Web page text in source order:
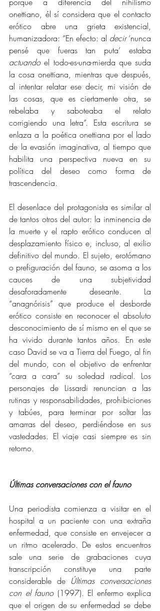
onettiano, él sí considera que el contacto
erótico abre una grieta existencial,
humanizadora: “En efecto: al decir ‘nunca
actuando el todo-es-una-mierda que suda
la cosa onettiana, mientras que después,
al intentar relatar ese decir, mi visión de
las cosas, que es ciertamente otra, se
rebelaba y saboteaba el relato
corrigiendo una letra”. Esta escritura se
enlaza a la poética onettiana por el lado
de la evasión imaginativa, al tiempo que
habilita una perspectiva nueva en su
política del deseo como forma de
trascendencia.
El desenlace del protagonista es similar al
de tantos otros del autor: la inminencia de
la muerte y el rapto erótico conducen al
desplazamiento físico e, incluso, al exilio
definitivo del mundo. El sujeto, erotómano
o prefiguración del fauno, se asoma a los
cauces de una subjetividad
desaforadamente deseante. La
“anagnórisis” que produce el desborde
erótico consiste en reconocer el absoluto
desconocimiento de sí mismo en el que se
ha vivido durante tantos años. En este
caso David se va a Tierra del Fuego, al fin
del mundo, con el objetivo de enfrentar
“cara a cara” su soledad radical. Los
personajes de Lissardi renuncian a las
rutinas y responsabilidades, prohibiciones
y tabúes, para terminar por soltar las
amarras del deseo, perdiéndose en sus
vastedades. El viaje casi siempre es sin
retorno.
Últimas conversaciones con el fauno
Una periodista comienza a visitar en el
hospital a un paciente con una extraña
enfermedad, que consiste en envejecer a
un ritmo acelerado. De estos encuentros
sale una serie de grabaciones cuya
transcripción constituye una parte
considerable de Últimas conversaciones
con el fauno (1997). El enfermo explica
que el origen de su enfermedad se debe